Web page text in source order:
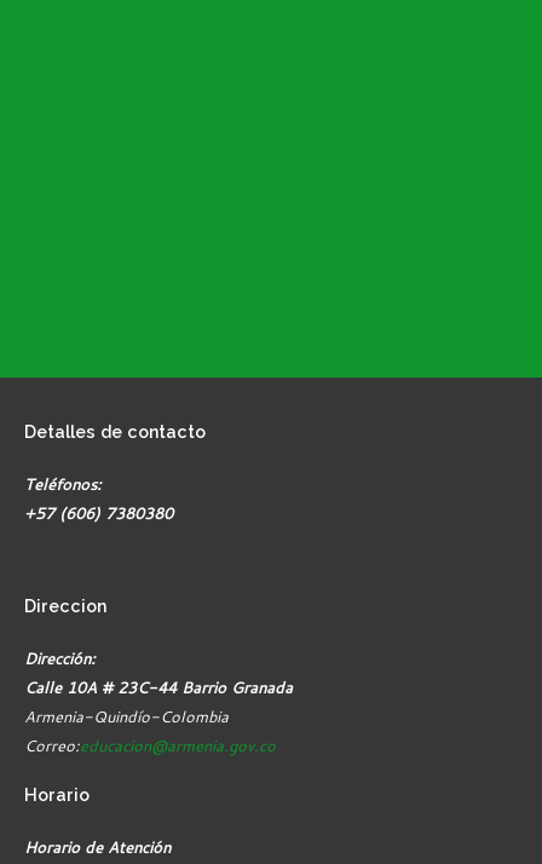
Detalles de contacto
Teléfonos:
+57 (606) 7380380
Direccion
Dirección:
Calle 10A # 23C-44 Barrio Granada
Armenia-Quindío-Colombia
Correo:educacion@armenia.gov.co
Horario
Horario de Atención